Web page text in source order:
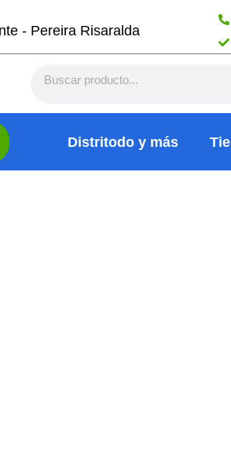
- Pereira Risaralda
Distritodo y más